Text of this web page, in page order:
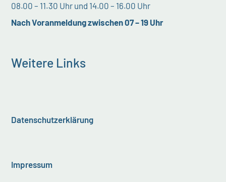
08.00 – 11.30 Uhr und 14.00 – 16.00 Uhr
Nach Voranmeldung zwischen 07 – 19 Uhr
Weitere Links
Datenschutzerklärung
Impressum